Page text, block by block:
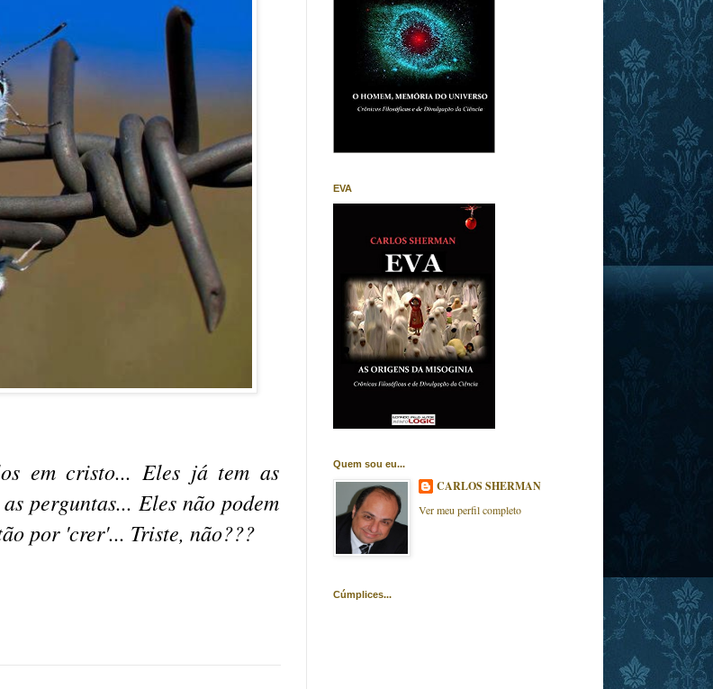
em cristo... Eles já tem as
perguntas... Eles não podem
por 'crer'... Triste, não???
EVA
Quem sou eu...
CARLOS SHERMAN
Ver meu perfil completo
Cúmplices...